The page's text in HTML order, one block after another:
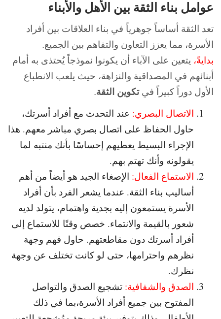
عوامل بناء الثقة بين الأهل والأبناء
تعد الثقة أساساً جوهرياً في بناء العلاقات بين أفراد
الأسرة، مما يعزز التعاون والتفاهم بين الجميع.
بدايةً، يتعين على الآباء أن يكونوا نموذجاً يُحتذى به أمام
أبنائهم في المصداقية والنزاهة، حيث يلعب الانطباع
الأول دوراً كبيراً فيتكوين الثقة.
الاتصال البصري: عند التحدث مع أفراد أسرتك،
حاول الحفاظ على اتصال بصري مباشر معهم. هذا
الإجراء البسيط يعطيهم إحساسًا بأنك منتبه لما
يقولونه وأنك تهتم بهم.
الاستماع الفعال: الإصغاء الجيد هو أيضاً من أهم
أساليب بناء الثقة. عندما يشعر الفرد بأن أفراد
الأسرة يستمعون إليه بجدية واهتمام، يتولد لديه
شعور بالقيمة والانتماء. خصص وقتًا للاستماع إلى
أفراد أسرتك دون مقاطعتهم. حاول فهم وجهة
نظرهم واحترامها، حتى لو كانت تختلف عن وجهة
نظرك.
الصدق والشفافية: تشجيع الصدق والتواصل
المفتوح بين جميع أفراد الأسرة،بما في ذلك